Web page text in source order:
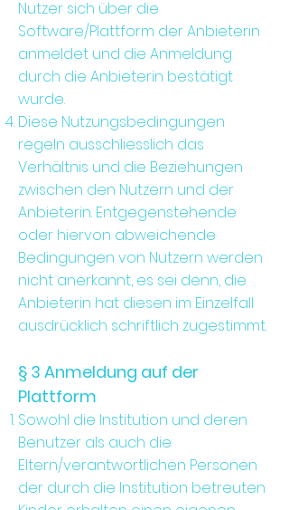
Nutzer sich über die
Software/Plattform der Anbieterin
anmeldet und die Anmeldung
durch die Anbieterin bestätigt
wurde.
Diese Nutzungsbedingungen
regeln ausschliesslich das
Verhältnis und die Beziehungen
zwischen den Nutzern und der
Anbieterin. Entgegenstehende
oder hiervon abweichende
Bedingungen von Nutzern werden
nicht anerkannt, es sei denn, die
Anbieterin hat diesen im Einzelfall
ausdrücklich schriftlich zugestimmt.
§ 3 Anmeldung auf der
Plattform
Sowohl die Institution und deren
Benutzer als auch die
Eltern/verantwortlichen Personen
der durch die Institution betreuten